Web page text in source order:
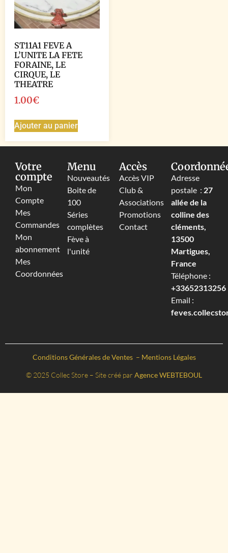
ST11A1 FEVE A
L’UNITE LA FETE
FORAINE, LE
CIRQUE, LE
THEATRE
1.00€
Ajouter au panier
Votre
compte
Mon
Compte
Mes
Commandes
Mon
abonnement
Mes
Coordonnées
Menu
Nouveautés
Boite de
100
Séries
complètes
Fève à
l'unité
Accès
Accès VIP
Club &
Associations
Promotions
Contact
Adresse
postale : 27
allée de la
colline des
cléments,
13500
Martigues,
France
Téléphone :
+33652313256‬
Email :
Conditions Générales de Ventes – Mentions Légales
© 2025 Collec Store – Site créé par Agence WEBTEBOUL